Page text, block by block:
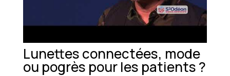
Lunettes connectées, mode
ou pogrès pour les patients ?